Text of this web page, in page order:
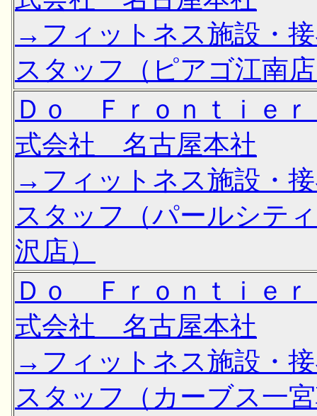
→フィットネス施設・
スタッフ（ピアゴ江南
Ｄｏ Ｆｒｏｎｔｉｅ
式会社 名古屋本社
→フィットネス施設・
スタッフ（パールシテ
沢店）
Ｄｏ Ｆｒｏｎｔｉｅ
式会社 名古屋本社
→フィットネス施設・
スタッフ（カーブス一